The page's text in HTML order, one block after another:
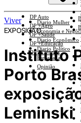
DP Auto
DP +Agro
DP +Saúde
DP +Educação
DP +Ciências
Diario Mulher
Economia e
Diario Econômico
Diario Político
Esplanada
Opinião
Viver
EXPOSIÇÃO
Instituto
Porto
Leminski